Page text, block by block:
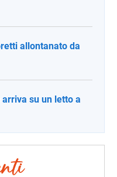
allontanato da
su un letto a